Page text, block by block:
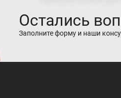
Остались
Заполните форму и наши